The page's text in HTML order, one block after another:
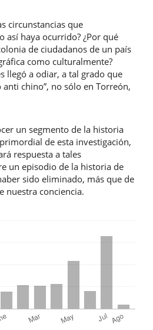
circunstancias que
así haya ocurrido? ¿Por qué
de ciudadanos de un país
como culturalmente?
llegó a odiar, a tal grado que
chino”, no sólo en Torreón,
un segmento de la historia
de esta investigación,
respuesta a tales
un episodio de la historia de
sido eliminado, más que de
nuestra conciencia.